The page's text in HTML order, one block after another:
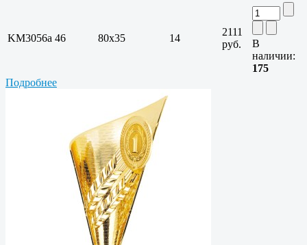
KM3056a 46 80x35 14
2111
руб.
В
наличии:
175
Подробнее